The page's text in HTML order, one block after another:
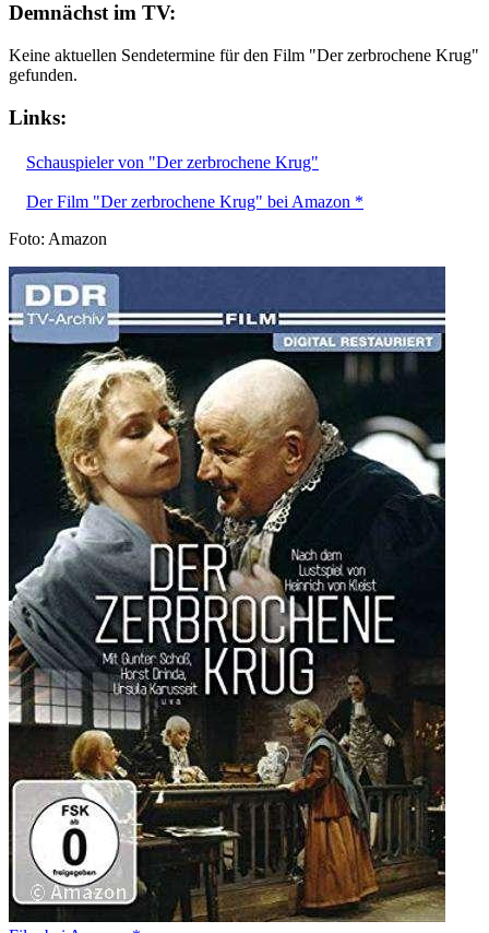
Demnächst im TV:
Keine aktuellen Sendetermine für den Film "Der zerbrochene Krug"
gefunden.
Links:
Schauspieler von "Der zerbrochene Krug"
Der Film "Der zerbrochene Krug" bei Amazon *
Foto: Amazon